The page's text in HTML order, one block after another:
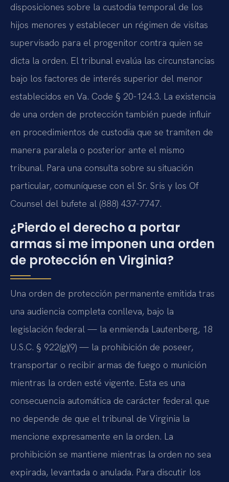
disposiciones sobre la custodia temporal de los
hijos menores y establecer un régimen de visitas
supervisado para el progenitor contra quien se
dicta la orden. El tribunal evalúa las circunstancias
bajo los factores de interés superior del menor
establecidos en Va. Code § 20-124.3. La existencia
de una orden de protección también puede influir
en procedimientos de custodia que se tramiten de
manera paralela o posterior ante el mismo
tribunal. Para una consulta sobre su situación
particular, comuníquese con el Sr. Sris y los Of
Counsel del bufete al (888) 437-7747.
¿Pierdo el derecho a portar
armas si me imponen una orden
de protección en Virginia?
Una orden de protección permanente emitida tras
una audiencia completa conlleva, bajo la
legislación federal — la enmienda Lautenberg, 18
U.S.C. § 922(g)(9) — la prohibición de poseer,
transportar o recibir armas de fuego o munición
mientras la orden esté vigente. Esta es una
consecuencia automática de carácter federal que
no depende de que el tribunal de Virginia la
mencione expresamente en la orden. La
prohibición se mantiene mientras la orden no sea
expirada, levantada o anulada. Para discutir los